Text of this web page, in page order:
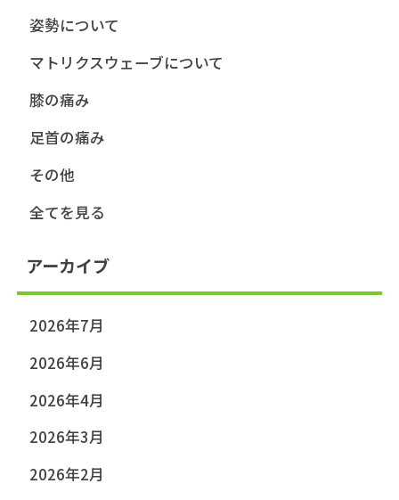
姿勢について
マトリクスウェーブについて
膝の痛み
足首の痛み
その他
全てを見る
アーカイブ
2026年7月
2026年6月
2026年4月
2026年3月
2026年2月